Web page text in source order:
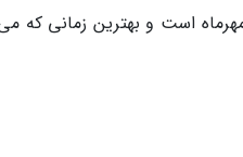
است و بهترین زمانی که می